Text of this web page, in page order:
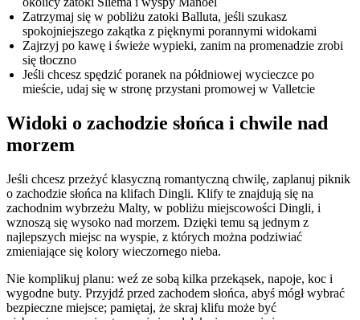
Zatrzymaj się w pobliżu zatoki Balluta, jeśli szukasz
spokojniejszego zakątka z pięknymi porannymi widokami
Zajrzyj po kawę i świeże wypieki, zanim na promenadzie zrobi
się tłoczno
Jeśli chcesz spędzić poranek na półdniowej wycieczce po
mieście, udaj się w stronę przystani promowej w Valletcie
Widoki o zachodzie słońca i chwile nad
morzem
Jeśli chcesz przeżyć klasyczną romantyczną chwilę, zaplanuj piknik
o zachodzie słońca na klifach Dingli. Klify te znajdują się na
zachodnim wybrzeżu Malty, w pobliżu miejscowości Dingli, i
wznoszą się wysoko nad morzem. Dzięki temu są jednym z
najlepszych miejsc na wyspie, z których można podziwiać
zmieniające się kolory wieczornego nieba.
Nie komplikuj planu: weź ze sobą kilka przekąsek, napoje, koc i
wygodne buty. Przyjdź przed zachodem słońca, abyś mógł wybrać
bezpieczne miejsce; pamiętaj, że skraj klifu może być